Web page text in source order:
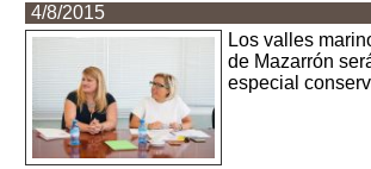
4/8/2015
Los valles
de Mazarrón
especial